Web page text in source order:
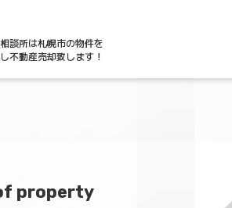
談所は札幌市の物件を
不動産売却致します！
property